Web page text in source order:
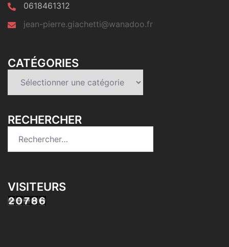
0618461312
jean-pierre.giachetti@wanadoo.fr
CATÉGORIES
RECHERCHER
VISITEURS